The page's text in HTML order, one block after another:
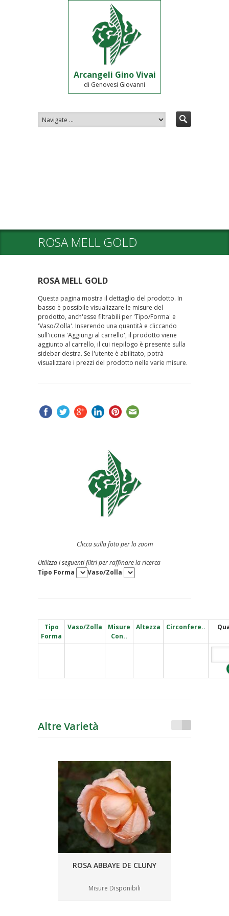
Arcangeli Gino Vivai
di Genovesi Giovanni
ROSA MELL GOLD
ROSA MELL GOLD
Questa pagina mostra il dettaglio del prodotto. In
basso è possibile visualizzare le misure del
prodotto, anch'esse filtrabili per 'Tipo/Forma' e
'Vaso/Zolla'. Inserendo una quantità e cliccando
sull'icona 'Aggiungi al carrello', il prodotto viene
aggiunto al carrello, il cui riepilogo è presente sulla
sidebar destra. Se l'utente è abilitato, potrà
visualizzare i prezzi del prodotto nelle varie misure.
Clicca sulla foto per lo zoom
Utilizza i seguenti filtri per raffinare la ricerca
Tipo Forma
Vaso/Zolla
Tipo
Forma
Vaso/Zolla
Misure
Con..
Altezza Circonfere..
Altre Varietà
ROSA ABBAYE DE CLUNY
Misure Disponibili